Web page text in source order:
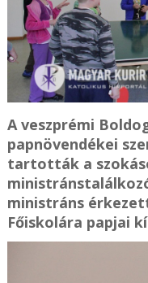
A veszprémi
papnövendékei
tartották a
ministráns
Főiskolára papjai